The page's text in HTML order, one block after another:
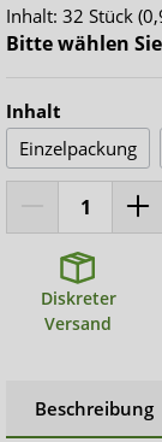
Inhalt: 32 Stück
Bitte wählen
Inhalt
Einzelpackung
Diskreter
Versand
Beschreibung